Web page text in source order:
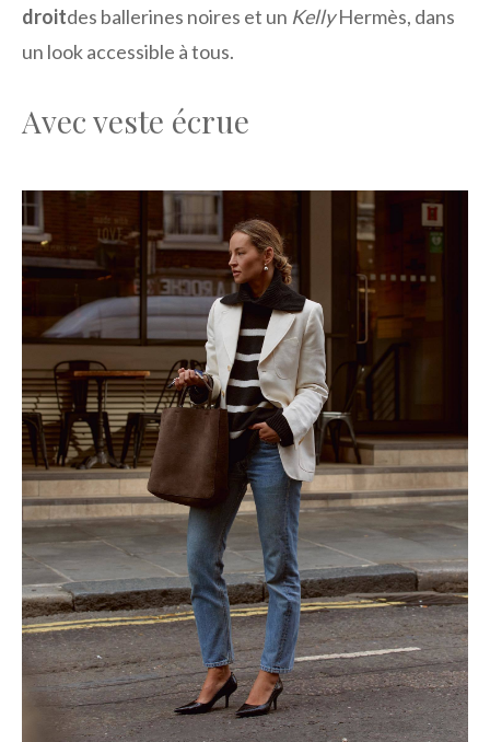
droitdes ballerines noires et un KellyHermès, dans
un look accessible à tous.
Avec veste écrue